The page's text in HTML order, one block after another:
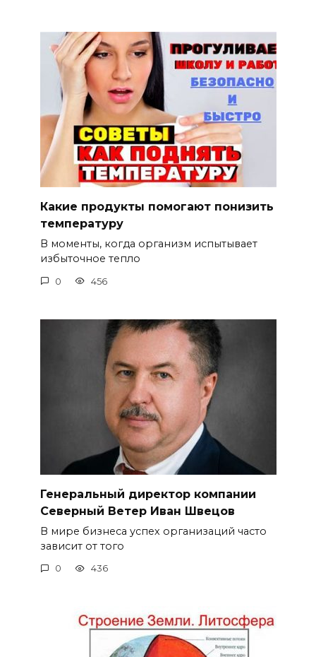
Какие продукты помогают понизить
температуру
В моменты, когда организм испытывает
избыточное тепло
0 456
Генеральный директор компании
Северный Ветер Иван Швецов
В мире бизнеса успех организаций часто
зависит от того
0 436